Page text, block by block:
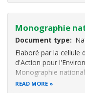
Monographie
Document type
Elaboré par la cellule
d'Action pour
Monographie
un panorama de
READ MORE